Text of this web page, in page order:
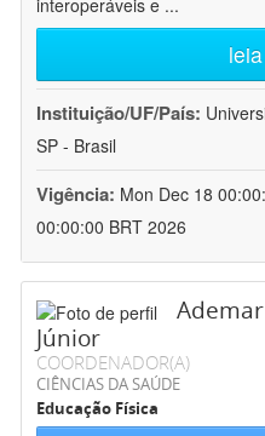
interoperáveis e ...
Instituição/UF/País:
SP - Brasil
Vigência: Mon Dec 18
00:00:00 BRT 2026
Júnior
COORDENADOR(A)
CIÊNCIAS DA SAÚDE
Educação Física